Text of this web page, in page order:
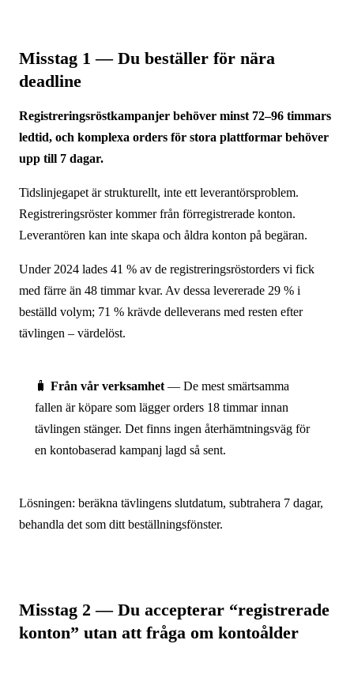
Misstag 1 — Du beställer för nära
deadline
Registreringsröstkampanjer behöver minst 72–96 timmars
ledtid, och komplexa orders för stora plattformar behöver
upp till 7 dagar.
Tidslinjegapet är strukturellt, inte ett leverantörsproblem.
Registreringsröster kommer från förregistrerade konton.
Leverantören kan inte skapa och åldra konton på begäran.
Under 2024 lades 41 % av de registreringsröstorders vi fick
med färre än 48 timmar kvar. Av dessa levererade 29 % i
beställd volym; 71 % krävde delleverans med resten efter
tävlingen – värdelöst.
🧳 Från vår verksamhet — De mest smärtsamma
fallen är köpare som lägger orders 18 timmar innan
tävlingen stänger. Det finns ingen återhämtningsväg för
en kontobaserad kampanj lagd så sent.
Lösningen: beräkna tävlingens slutdatum, subtrahera 7 dagar,
behandla det som ditt beställningsfönster.
Misstag 2 — Du accepterar “registrerade
konton” utan att fråga om kontoålder